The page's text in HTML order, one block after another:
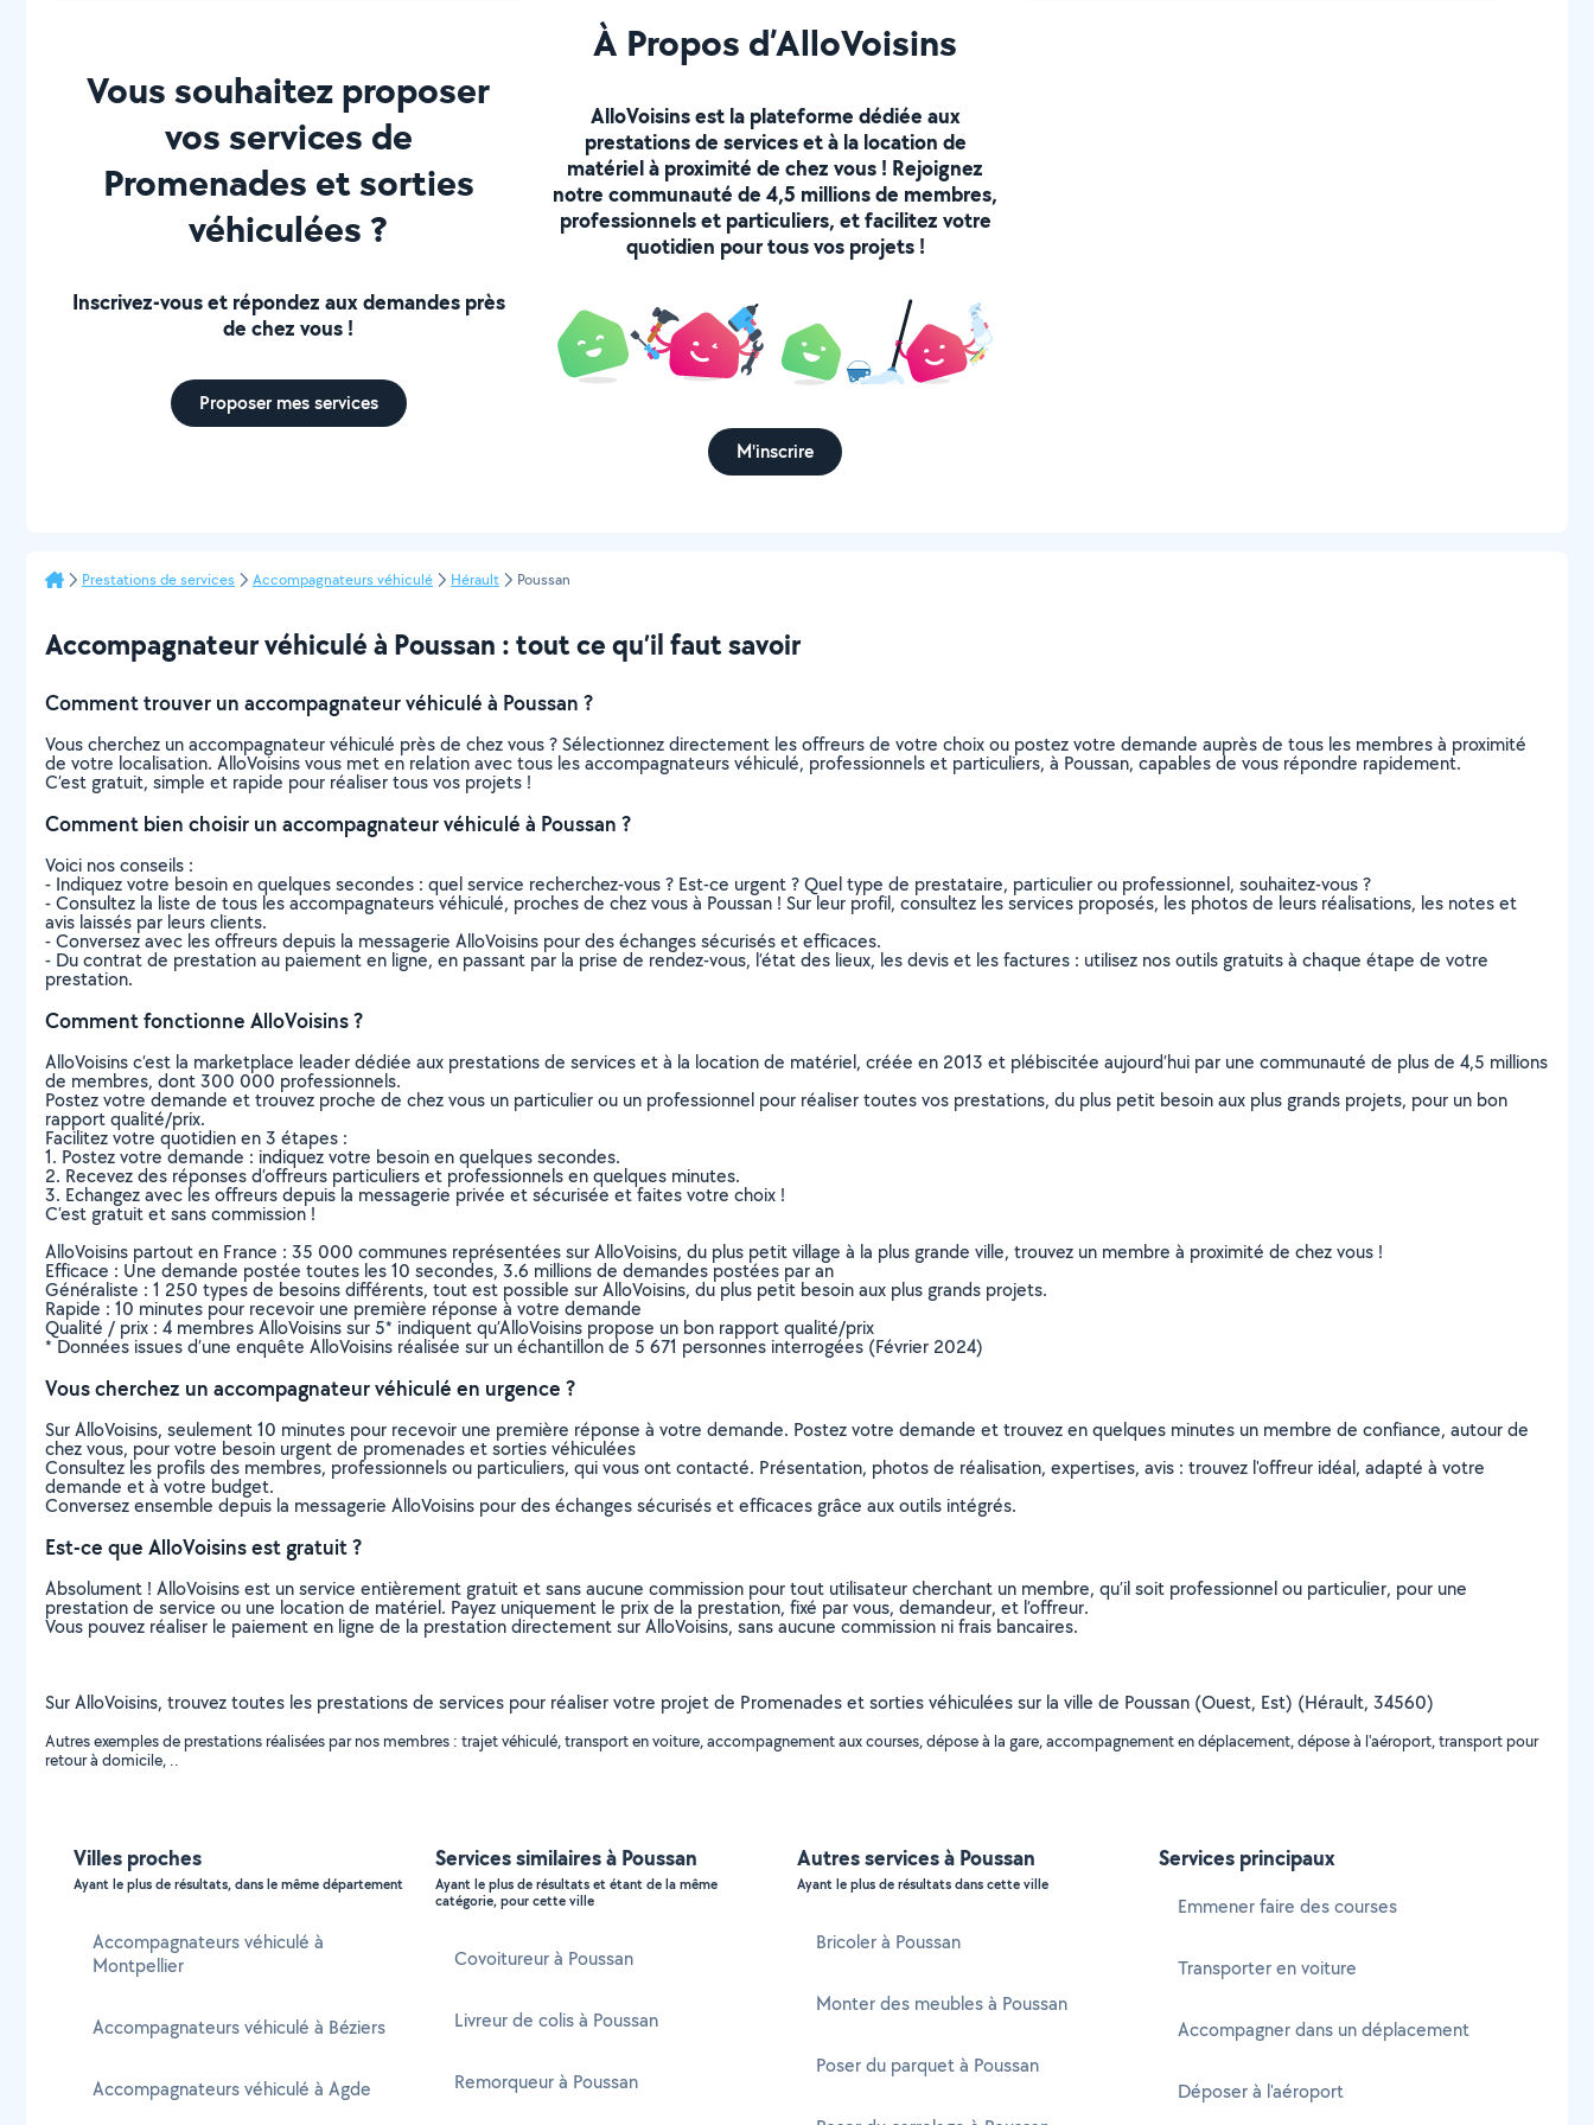
Vous souhaitez proposer
vos services de
Promenades et sorties
véhiculées ?
Inscrivez-vous et répondez aux demandes près
de chez vous !
Proposer mes services
À Propos d’AlloVoisins
AlloVoisins est la plateforme dédiée aux
prestations de services et à la location de
matériel à proximité de chez vous ! Rejoignez
notre communauté de 4,5 millions de membres,
professionnels et particuliers, et facilitez votre
quotidien pour tous vos projets !
M'inscrire
Prestations de services Accompagnateurs véhiculé Hérault Poussan
Accompagnateur véhiculé à Poussan : tout ce qu’il faut savoir
Comment trouver un accompagnateur véhiculé à Poussan ?
Vous cherchez un accompagnateur véhiculé près de chez vous ? Sélectionnez directement les offreurs de votre choix ou postez votre demande auprès de tous les membres à proximité
de votre localisation. AlloVoisins vous met en relation avec tous les accompagnateurs véhiculé, professionnels et particuliers, à Poussan, capables de vous répondre rapidement.
C’est gratuit, simple et rapide pour réaliser tous vos projets !
Comment bien choisir un accompagnateur véhiculé à Poussan ?
Voici nos conseils :
- Indiquez votre besoin en quelques secondes : quel service recherchez-vous ? Est-ce urgent ? Quel type de prestataire, particulier ou professionnel, souhaitez-vous ?
- Consultez la liste de tous les accompagnateurs véhiculé, proches de chez vous à Poussan ! Sur leur profil, consultez les services proposés, les photos de leurs réalisations, les notes et
avis laissés par leurs clients.
- Conversez avec les offreurs depuis la messagerie AlloVoisins pour des échanges sécurisés et efficaces.
- Du contrat de prestation au paiement en ligne, en passant par la prise de rendez-vous, l’état des lieux, les devis et les factures : utilisez nos outils gratuits à chaque étape de votre
prestation.
Comment fonctionne AlloVoisins ?
AlloVoisins c’est la marketplace leader dédiée aux prestations de services et à la location de matériel, créée en 2013 et plébiscitée aujourd’hui par une communauté de plus de 4,5 millions
de membres, dont 300 000 professionnels.
Postez votre demande et trouvez proche de chez vous un particulier ou un professionnel pour réaliser toutes vos prestations, du plus petit besoin aux plus grands projets, pour un bon
rapport qualité/prix.
Facilitez votre quotidien en 3 étapes :
1. Postez votre demande : indiquez votre besoin en quelques secondes.
2. Recevez des réponses d’offreurs particuliers et professionnels en quelques minutes.
3. Echangez avec les offreurs depuis la messagerie privée et sécurisée et faites votre choix !
C’est gratuit et sans commission !
AlloVoisins partout en France : 35 000 communes représentées sur AlloVoisins, du plus petit village à la plus grande ville, trouvez un membre à proximité de chez vous !
Efficace : Une demande postée toutes les 10 secondes, 3.6 millions de demandes postées par an
Généraliste : 1 250 types de besoins différents, tout est possible sur AlloVoisins, du plus petit besoin aux plus grands projets.
Rapide : 10 minutes pour recevoir une première réponse à votre demande
Qualité / prix : 4 membres AlloVoisins sur 5* indiquent qu’AlloVoisins propose un bon rapport qualité/prix
* Données issues d’une enquête AlloVoisins réalisée sur un échantillon de 5 671 personnes interrogées (Février 2024)
Vous cherchez un accompagnateur véhiculé en urgence ?
Sur AlloVoisins, seulement 10 minutes pour recevoir une première réponse à votre demande. Postez votre demande et trouvez en quelques minutes un membre de confiance, autour de
chez vous, pour votre besoin urgent de promenades et sorties véhiculées
Consultez les profils des membres, professionnels ou particuliers, qui vous ont contacté. Présentation, photos de réalisation, expertises, avis : trouvez l'offreur idéal, adapté à votre
demande et à votre budget.
Conversez ensemble depuis la messagerie AlloVoisins pour des échanges sécurisés et efficaces grâce aux outils intégrés.
Est-ce que AlloVoisins est gratuit ?
Absolument ! AlloVoisins est un service entièrement gratuit et sans aucune commission pour tout utilisateur cherchant un membre, qu’il soit professionnel ou particulier, pour une
prestation de service ou une location de matériel. Payez uniquement le prix de la prestation, fixé par vous, demandeur, et l’offreur.
Vous pouvez réaliser le paiement en ligne de la prestation directement sur AlloVoisins, sans aucune commission ni frais bancaires.
Sur AlloVoisins, trouvez toutes les prestations de services pour réaliser votre projet de Promenades et sorties véhiculées sur la ville de Poussan (Ouest, Est) (Hérault, 34560)
Autres exemples de prestations réalisées par nos membres : trajet véhiculé, transport en voiture, accompagnement aux courses, dépose à la gare, accompagnement en déplacement, dépose à l'aéroport, transport pour
retour à domicile, ..
Villes proches
Ayant le plus de résultats, dans le même département
Accompagnateurs véhiculé à
Montpellier
Accompagnateurs véhiculé à Béziers
Accompagnateurs véhiculé à Agde
Services similaires à Poussan
Ayant le plus de résultats et étant de la même
catégorie, pour cette ville
Covoitureur à Poussan
Livreur de colis à Poussan
Remorqueur à Poussan
Autres services à Poussan
Ayant le plus de résultats dans cette ville
Bricoler à Poussan
Monter des meubles à Poussan
Poser du parquet à Poussan
Services principaux
Emmener faire des courses
Transporter en voiture
Accompagner dans un déplacement
Déposer à l'aéroport